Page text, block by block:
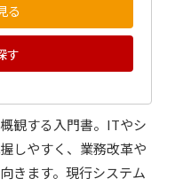
る
す
観する入門書。ITやシ
しやすく、業務改革や
きます。現行システム